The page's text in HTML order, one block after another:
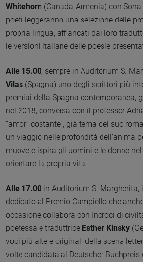
Whitehorn (Canada-Armenia) con
poeti leggeranno una selezione delle
propria lingua, affiancati dai loro
le versioni italiane delle poesie
Alle 15.00, sempre in Auditorium S.
Vilas (Spagna) uno degli scrittori più
premiai della Spagna contemporanea,
nel 2018, conversa con il professor
“amor” costante”, già tema del suo
un viaggio nelle profondità dell’anima
muove e ispira gli uomini e le donne
orientare la propria vita.
Alle 17.00 in Auditorium S. Margherita,
dedicato al Premio Campiello che
occasione collabora con Incroci di
poetessa e traduttrice Esther Kinsky
voci più alte e originali della scena
volte candidata al Deutscher Buchpreis